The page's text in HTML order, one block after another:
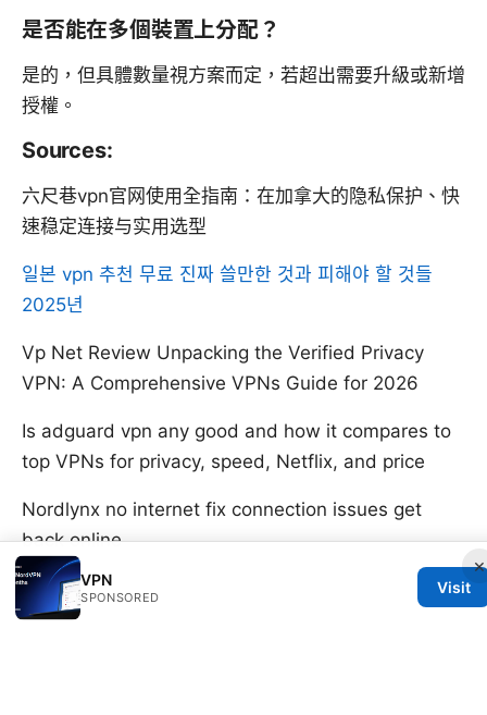
是否能在多個裝置上分配？
是的，但具體數量視方案而定，若超出需要升級或新增
授權。
Sources:
六尺巷vpn官网使用全指南：在加拿大的隐私保护、快
速稳定连接与实用选型
일본 vpn 추천 무료 진짜 쓸만한 것과 피해야 할 것들
2025년
Vp Net Review Unpacking the Verified Privacy
VPN: A Comprehensive VPNs Guide for 2026
Is adguard vpn any good and how it compares to
top VPNs for privacy, speed, Netflix, and price
Nordlynx no internet fix connection issues get
back online
×
VPN
SPONSORED
Visit